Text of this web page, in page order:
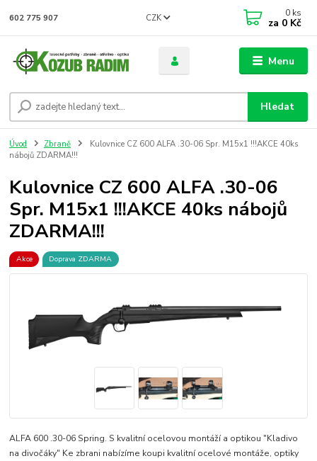
Menu
CZK
Hledat
602 775 907 0 ks
za 0 Kč
Úvod Zbraně
Kulovnice CZ 600 ALFA .30-06 Spr. M15x1 !!!AKCE 40ks
nábojů ZDARMA!!!
Kulovnice CZ 600 ALFA .30-06
Spr. M15x1 !!!AKCE 40ks nábojů
ZDARMA!!!
Akce Doprava ZDARMA
ALFA 600 .30-06 Spring. S kvalitní ocelovou montáží a optikou "Kladivo
na divočáky" Ke zbrani nabízíme koupi kvalitní ocelové montáže, optiky